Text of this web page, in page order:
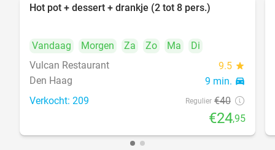
Hot pot + dessert + drankje (2 tot 8 pers.)
Vandaag Morgen Za Zo Ma
Di
Vulcan Restaurant
9.5 star
Den Haag 9 min. directions_car
Verkocht: 209 Regulier €40
€24,95